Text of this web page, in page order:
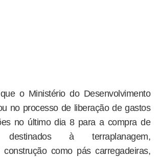
o Ministério do Desenvolvimento
no processo de liberação de gastos
no último dia 8 para a compra de
destinados à terraplanagem,
construção como pás carregadeiras,